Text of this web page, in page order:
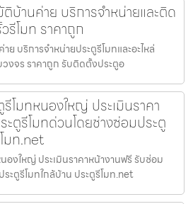
บ้านค่าย บริการจำหน่ายและติด
รีโมท ราคาถูก
บริการจำหน่ายประตูรีโมทและอะไหล่
งจร ราคาถูก รับติดตั้งประตูอ
โมทหนองใหญ่ ประเมินราคา
ตูรีโมทด่วนโดยช่างซ่อมประตู
มท.net
องใหญ่ ประเมินราคาหน้างานฟรี รับซ่อม
ะตูรีโมทใกล้บ้าน ประตูรีโมท.net